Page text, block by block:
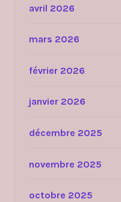
avril 2026
mars 2026
février 2026
janvier 2026
décembre 2025
novembre 2025
octobre 2025